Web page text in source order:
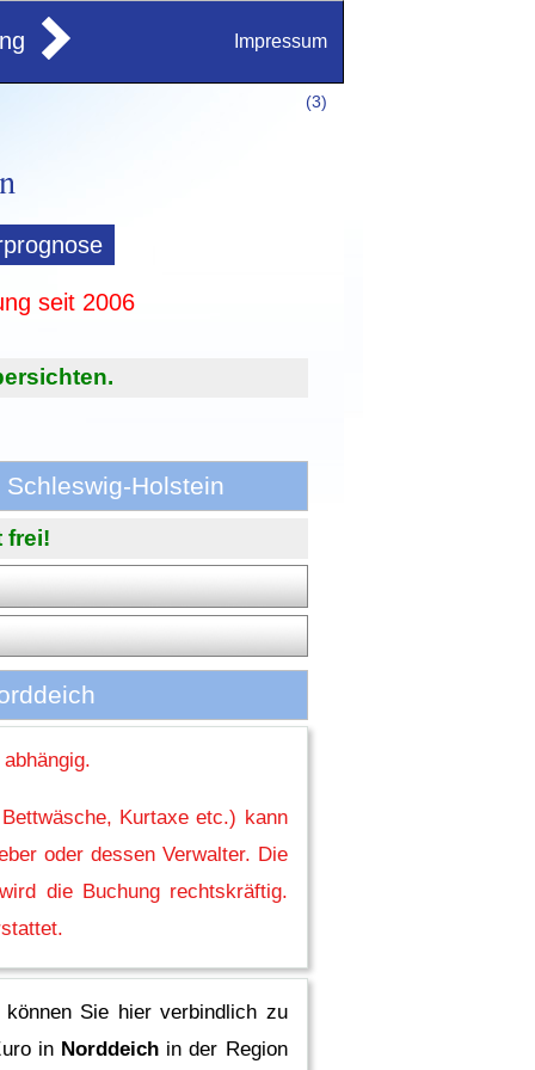
Impressum
(3)
seit 2006
Holstein
frei!
Kurtaxe etc.) kann
oder dessen Verwalter. Die
die Buchung rechtskräftig.
Sie hier verbindlich zu
in Norddeich in der Region